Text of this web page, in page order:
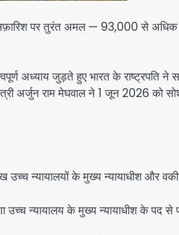
पर तुरंत अमल — 93,000 से अधिक
अध्याय जुड़ते हुए भारत के राष्ट्रपति ने
अर्जुन राम मेघवाल ने 1 जून 2026 को
न्यायालयों के मुख्य न्यायाधीश और
उच्च न्यायालय के मुख्य न्यायाधीश के पद से